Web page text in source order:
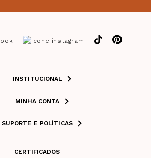
INSTITUCIONAL
MINHA CONTA
SUPORTE E POLÍTICAS
CERTIFICADOS